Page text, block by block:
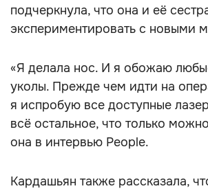
подчеркнула, что она и её
экспериментировать с новыми
«Я делала нос. И я обожаю
уколы. Прежде чем идти на
я испробую все доступные
всё остальное, что только
она в интервью People.
Кардашьян также рассказала,